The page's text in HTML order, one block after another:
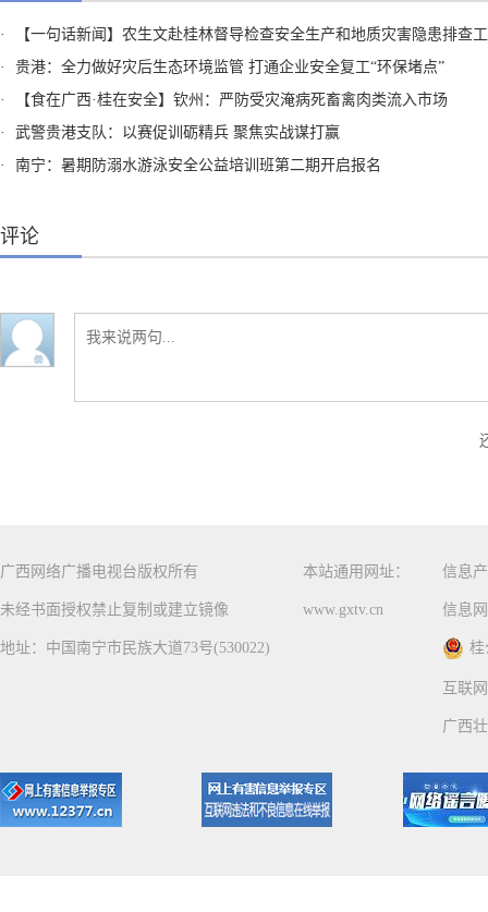
·
【一句话新闻】农生文赴桂林督导检查安全生产和地质灾害隐患排查
·
贵港：全力做好灾后生态环境监管 打通企业安全复工“环保堵点”
·
【食在广西·桂在安全】钦州：严防受灾淹病死畜禽肉类流入市场
·
武警贵港支队：以赛促训砺精兵 聚焦实战谋打赢
·
南宁：暑期防溺水游泳安全公益培训班第二期开启报名
评论
广西网络广播电视台版权所有
未经书面授权禁止复制或建立镜像
地址：中国南宁市民族大道73号(530022)
本站通用网址：
www.gxtv.cn
信息
信息
桂
互联
广西